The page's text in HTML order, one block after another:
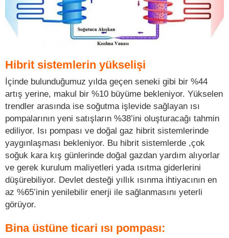
Hibrit sistemlerin yükselişi
İçinde bulunduğumuz yılda geçen seneki gibi bir %44
artış yerine, makul bir %10 büyüme bekleniyor. Yükselen
trendler arasında ise soğutma işlevide sağlayan ısı
pompalarının yeni satışların %38’ini oluşturacağı tahmin
ediliyor. Isı pompası ve doğal gaz hibrit sistemlerinde
yaygınlaşması bekleniyor. Bu hibrit sistemlerde ,çok
soğuk kara kış günlerinde doğal gazdan yardım alıyorlar
ve gerek kurulum maliyetleri yada ısıtma giderlerini
düşürebiliyor. Devlet desteği yıllık ısınma ihtiyacının en
az %65’inin yenilebilir enerji ile sağlanmasını yeterli
görüyor.
Bina üstüne ticari ısı pompası: